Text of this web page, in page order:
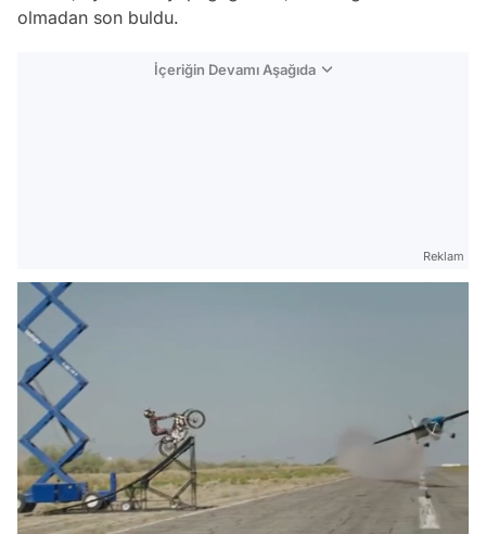
olmadan son buldu.
İçeriğin Devamı Aşağıda
Reklam
/